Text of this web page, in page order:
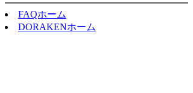
FAQホーム
DORAKENホーム